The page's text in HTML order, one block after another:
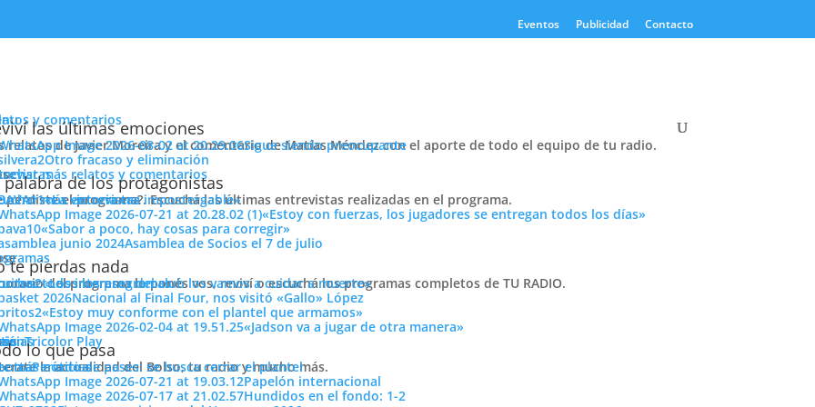
Eventos Publicidad Contacto
y comentarios
las últimas emociones
relatos de Javier Moreira y el comentario de Matías Méndez con el aporte de todo el equipo de tu radio.
Sigue siendo preocupante
Otro fracaso y eliminación
más relatos y comentarios
palabra de los protagonistas
perdiste el programa?. Escuchá las últimas entrevistas realizadas en el programa.
más entrevistas
«La victoria era impostergable»
«Estoy con fuerzas, los jugadores se entregan todos los días»
«Sabor a poco, hay cosas para corregir»
Asamblea de Socios el 7 de julio
te pierdas nada
del programa lo ponés vos, reviví o escuchá los programas completos de TU RADIO.
todos los programas
«Los intereses del club los vamos a cuidar a muerte»
Nacional al Final Four, nos visitó «Gallo» López
«Estoy muy conforme con el plantel que armamos»
«Jadson va a jugar de otra manera»
Play
lo que pasa
la actualidad del Bolso, tu radio y mucho más.
más noticias
Período de pases: se busca cerrar el plantel
Papelón internacional
Hundidos en el fondo: 1-2
no hay que bajar los brazos»
y ventas, pero igual hay que mejorar el juego»
derrota sufrida por el Decano ante Fénix en el Gran Parque Central.
Tweets by PasionTricolor1